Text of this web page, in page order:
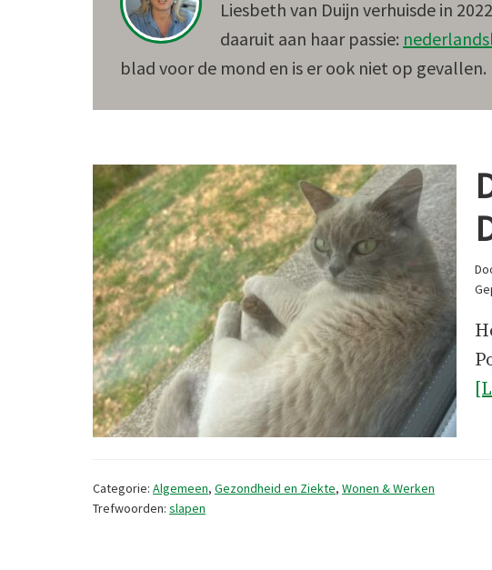
Liesbeth van Duijn verhuisde in
daaruit aan haar passie:
blad voor de mond en is er ook niet op gevallen.
Categorie: Algemeen, Gezondheid en Ziekte, Wonen & Werken
Trefwoorden: slapen